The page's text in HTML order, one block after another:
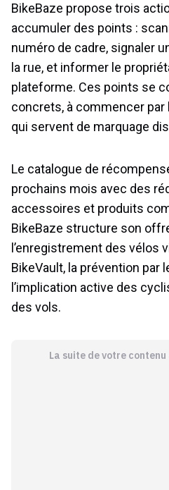
BikeBaze propose trois
accumuler des points :
numéro de cadre, signaler
la rue, et informer le
plateforme. Ces points se
concrets, à commencer
qui servent de marquage
Le catalogue de
prochains mois avec des
accessoires et produits
BikeBaze structure son
l’enregistrement des vélos
BikeVault, la prévention par
l’implication active des
des vols.
La suite de votre